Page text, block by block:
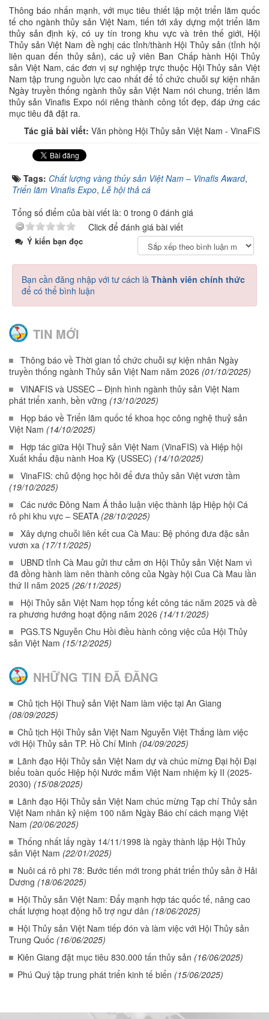
Thông báo nhấn mạnh, với mục tiêu thiết lập một triển lãm quốc
tế cho ngành thủy sản Việt Nam, tiến tới xây dựng một triển lãm
thủy sản định kỳ, có uy tín trong khu vực và trên thế giới, Hội
Thủy sản Việt Nam đề nghị các tỉnh/thành Hội Thủy sản (tỉnh hội
liên quan đến thủy sản), các uỷ viên Ban Chấp hành Hội Thủy
sản Việt Nam, các đơn vị sự nghiệp trực thuộc Hội Thủy sản Việt
Nam tập trung nguồn lực cao nhất để tổ chức chuỗi sự kiện nhân
Ngày truyền thống ngành thủy sản Việt Nam nói chung, triển lãm
thủy sản Vinafis Expo nói riêng thành công tốt đẹp, đáp ứng các
mục tiêu đã đặt ra.
Tác giả bài viết: Văn phòng Hội Thủy sản Việt Nam - VinaFiS
Tags: Chất lượng vàng thủy sản Việt Nam – Vinafis Award,
Triển lãm Vinafis Expo, Lễ hội thả cá
Tổng số điểm của bài viết là: 0 trong 0 đánh giá
Click để đánh giá bài viết
Ý kiến bạn đọc
Bạn cần đăng nhập với tư cách là Thành viên chính thức
để có thể bình luận
TIN MỚI
Thông báo về Thời gian tổ chức chuỗi sự kiện nhân Ngày
truyền thống ngành Thủy sản Việt Nam năm 2026 (01/10/2025)
VINAFIS và USSEC – Định hình ngành thủy sản Việt Nam
phát triển xanh, bền vững (13/10/2025)
Họp báo về Triển lãm quốc tế khoa học công nghệ thuỷ sản
Việt Nam (14/10/2025)
Hợp tác giữa Hội Thuỷ sản Việt Nam (VinaFIS) và Hiệp hội
Xuất khẩu đậu nành Hoa Kỳ (USSEC) (14/10/2025)
VinaFIS: chủ động học hỏi để đưa thủy sản Việt vươn tầm
(19/10/2025)
Các nước Đông Nam Á thảo luận việc thành lập Hiệp hội Cá
rô phi khu vực – SEATA (28/10/2025)
Xây dựng chuỗi liên kết cua Cà Mau: Bệ phóng đưa đặc sản
vươn xa (17/11/2025)
UBND tỉnh Cà Mau gửi thư cảm ơn Hội Thủy sản Việt Nam vì
đã đồng hành làm nên thành công của Ngày hội Cua Cà Mau lần
thứ II năm 2025 (26/11/2025)
Hội Thủy sản Việt Nam họp tổng kết công tác năm 2025 và đề
ra phương hướng hoạt động năm 2026 (14/11/2025)
PGS.TS Nguyễn Chu Hồi điều hành công việc của Hội Thủy
sản Việt Nam (15/12/2025)
NHỮNG TIN ĐÃ ĐĂNG
Chủ tịch Hội Thuỷ sản Việt Nam làm việc tại An Giang
(08/09/2025)
Chủ tịch Hội Thủy sản Việt Nam Nguyễn Việt Thắng làm việc
với Hội Thủy sản TP. Hồ Chí Minh (04/09/2025)
Lãnh đạo Hội Thủy sản Việt Nam dự và chúc mừng Đại hội Đại
biểu toàn quốc Hiệp hội Nước mắm Việt Nam nhiệm kỳ II (2025-
2030) (15/08/2025)
Lãnh đạo Hội Thủy sản Việt Nam chúc mừng Tạp chí Thủy sản
Việt Nam nhân kỷ niệm 100 năm Ngày Báo chí cách mạng Việt
Nam (20/06/2025)
Thống nhất lấy ngày 14/11/1998 là ngày thành lập Hội Thủy
sản Việt Nam (22/01/2025)
Nuôi cá rô phi 78: Bước tiến mới trong phát triển thủy sản ở Hải
Dương (18/06/2025)
Hội Thủy sản Việt Nam: Đẩy mạnh hợp tác quốc tế, nâng cao
chất lượng hoạt động hỗ trợ ngư dân (18/06/2025)
Hội Thủy sản Việt Nam tiếp đón và làm việc với Hội Thủy sản
Trung Quốc (16/06/2025)
Kiên Giang đặt mục tiêu 830.000 tấn thủy sản (16/06/2025)
Phú Quý tập trung phát triển kinh tế biển (15/06/2025)